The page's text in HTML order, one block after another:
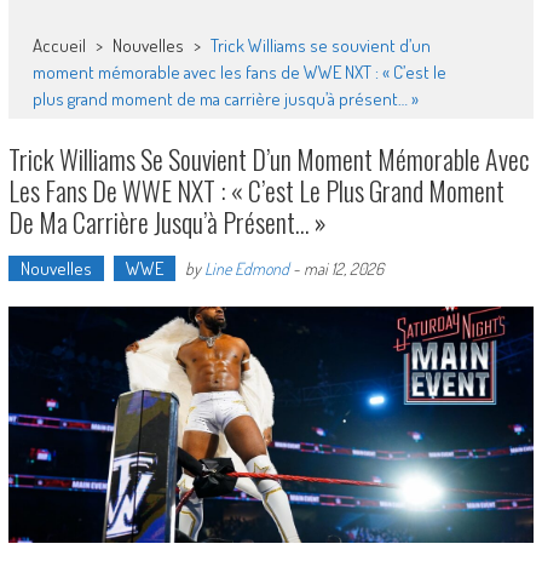
Accueil > Nouvelles > Trick Williams se souvient d’un
moment mémorable avec les fans de WWE NXT : « C’est le
plus grand moment de ma carrière jusqu’à présent… »
Trick Williams Se Souvient D’un Moment Mémorable Avec
Les Fans De WWE NXT : « C’est Le Plus Grand Moment
De Ma Carrière Jusqu’à Présent… »
Nouvelles WWE byLine Edmond- mai 12, 2026